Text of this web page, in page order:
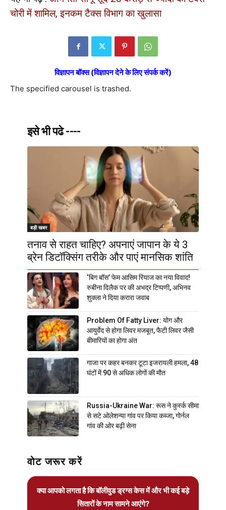
चोरी में शामिल, इनकम टैक्स विभाग का खुलासा
विज्ञापन बॉक्स (विज्ञापन देने के लिए संपर्क करें)
The specified carousel is trashed.
इसे भी पढे ----
बड़ी खबर
तनाव से राहत चाहिए? अपनाएं जापान के ये 3
ब्रेन डिटॉक्सिंग तरीके और पाएं मानसिक शांति
‘बिग बॉस’ फेम आसिम रियाज का नया विवाद!
रुबीना दिलैक पर की अभद्र टिप्पणी, अभिनव
शुक्ला ने दिया करारा जवाब
Problem Of Fatty Liver: योग और
आयुर्वेद से होगा लिवर मजबूत, फैटी लिवर जैसी
बीमारियों का होगा अंत
गाजा पर कहर बनकर टूटा इजरायली हमला, 48
घंटों में 90 से अधिक लोगों की मौत
Russia-Ukraine War: रूस ने कुर्स्क सीमा
से सटे ओलेशन्या गांव पर किया कब्जा, गोर्नल
गांव की ओर बढ़ी सेना
वोट जरूर करें
क्या आपको लगता है कि बॉलीवुड ड्रग्स केस में और भी कई बड़े
सितारों के नाम सामने आएंगे?